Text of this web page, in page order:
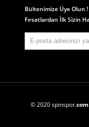
Bültenimize Üye Olun
Fırsatlardan İlk Sizin
© 2020 spinspor.